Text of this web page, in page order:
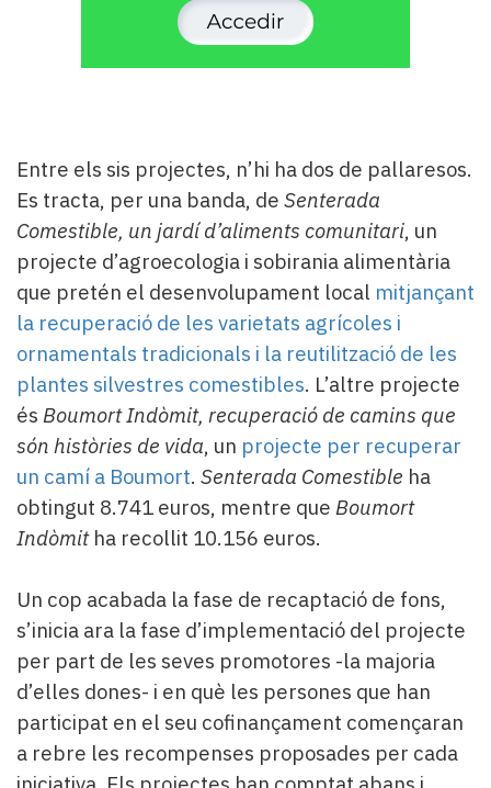
Entre els sis projectes, n’hi ha dos de pallaresos.
Es tracta, per una banda, de Senterada
Comestible, un jardí d’aliments comunitari, un
projecte d’agroecologia i sobirania alimentària
que pretén el desenvolupament local mitjançant
la recuperació de les varietats agrícoles i
ornamentals tradicionals i la reutilització de les
plantes silvestres comestibles. L’altre projecte
és Boumort Indòmit, recuperació de camins que
són històries de vida, un projecte per recuperar
un camí a Boumort. Senterada Comestible ha
obtingut 8.741 euros, mentre que Boumort
Indòmitha recollit 10.156 euros.
Un cop acabada la fase de recaptació de fons,
s’inicia ara la fase d’implementació del projecte
per part de les seves promotores -la majoria
d’elles dones- i en què les persones que han
participat en el seu cofinançament començaran
a rebre les recompenses proposades per cada